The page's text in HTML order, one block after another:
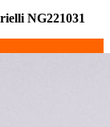
NG221031